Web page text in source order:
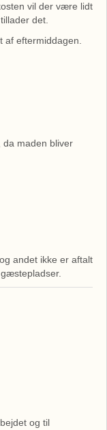
vil der være lidt
det.
af eftermiddagen.
da maden bliver
andet ikke er aftalt
og til